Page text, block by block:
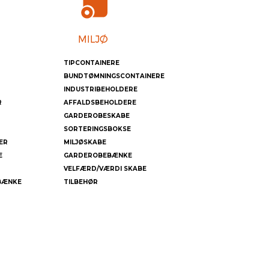
TIPCONTAINERE
BUNDTØMNINGSCONTAINERE
INDUSTRIBEHOLDERE
AFFALDSBEHOLDERE
GARDEROBESKABE
SORTERINGSBOKSE
MILJØSKABE
GARDEROBEBÆNKE
VELFÆRD/VÆRDI SKABE
TILBEHØR